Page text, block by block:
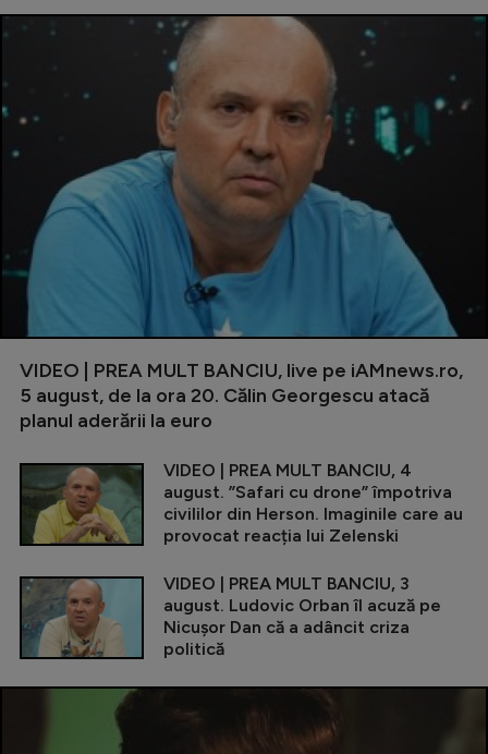
VIDEO | PREA MULT BANCIU, live pe iAMnews.ro,
5 august, de la ora 20. Călin Georgescu atacă
planul aderării la euro
VIDEO | PREA MULT BANCIU, 4
august. ”Safari cu drone” împotriva
civililor din Herson. Imaginile care au
provocat reacția lui Zelenski
VIDEO | PREA MULT BANCIU, 3
august. Ludovic Orban îl acuză pe
Nicușor Dan că a adâncit criza
politică